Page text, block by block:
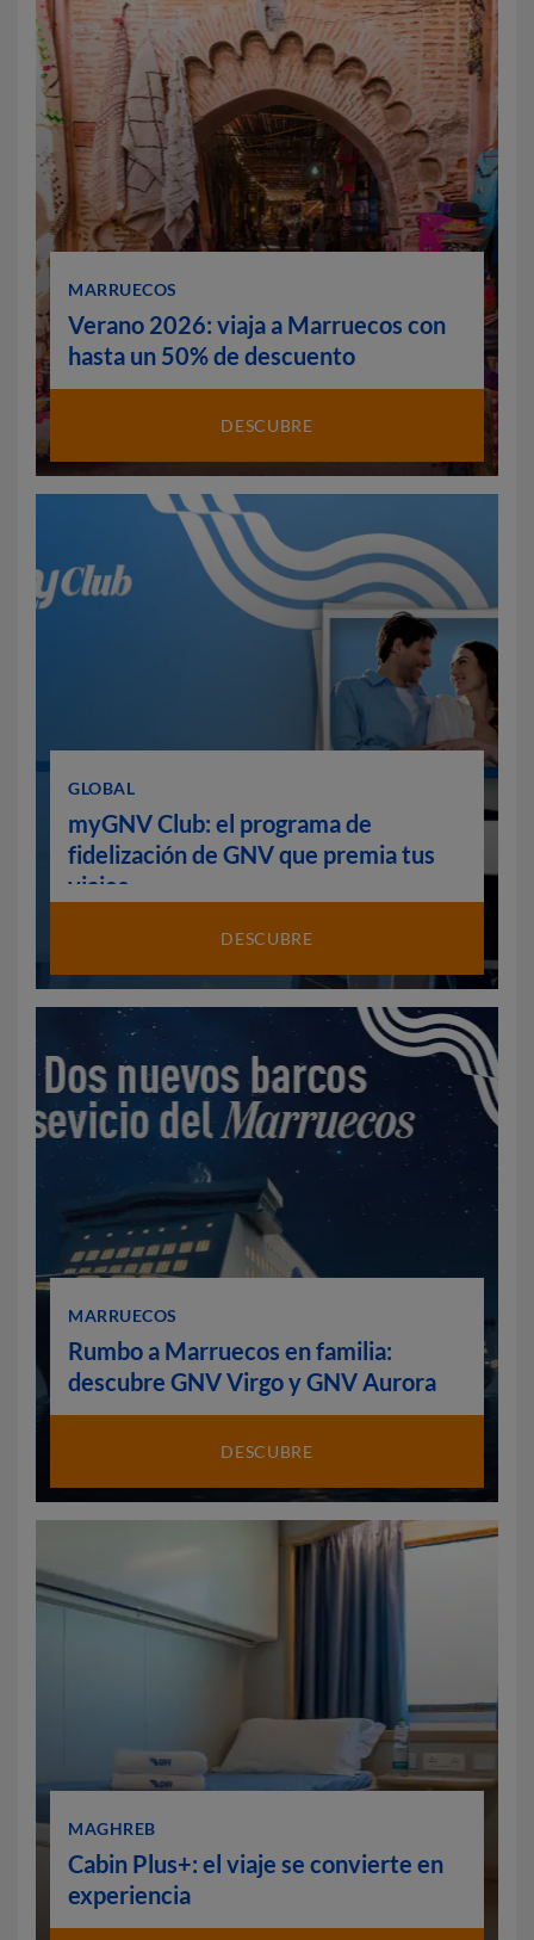
MARRUECOS
Verano 2026: viaja a Marruecos con
hasta un 50% de descuento
DESCUBRE
GLOBAL
myGNV Club: el programa de
fidelización de GNV que premia tus
viajes
DESCUBRE
MARRUECOS
Rumbo a Marruecos en familia:
descubre GNV Virgo y GNV Aurora
DESCUBRE
MAGHREB
Cabin Plus+: el viaje se convierte en
experiencia